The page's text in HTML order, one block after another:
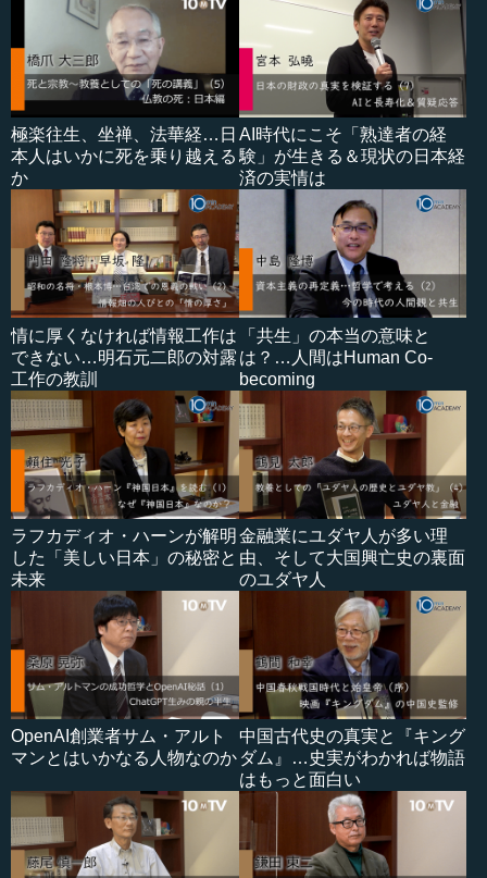
極楽往生、坐禅、法華経…日
本人はいかに死を乗り越える
か
AI時代にこそ「熟達者の経
験」が生きる＆現状の日本経
済の実情は
情に厚くなければ情報工作は
できない…明石元二郎の対露
工作の教訓
「共生」の本当の意味と
は？…人間はHuman Co-
becoming
ラフカディオ・ハーンが解明
した「美しい日本」の秘密と
未来
金融業にユダヤ人が多い理
由、そして大国興亡史の裏面
のユダヤ人
OpenAI創業者サム・アルト
マンとはいかなる人物なのか
中国古代史の真実と『キング
ダム』…史実がわかれば物語
はもっと面白い